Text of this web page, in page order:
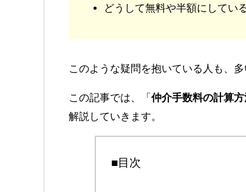
どうして無料や半額にしてい
このような疑問を抱いている人も、
この記事では、「 仲介手数料の計算
解説していきます。
■目次